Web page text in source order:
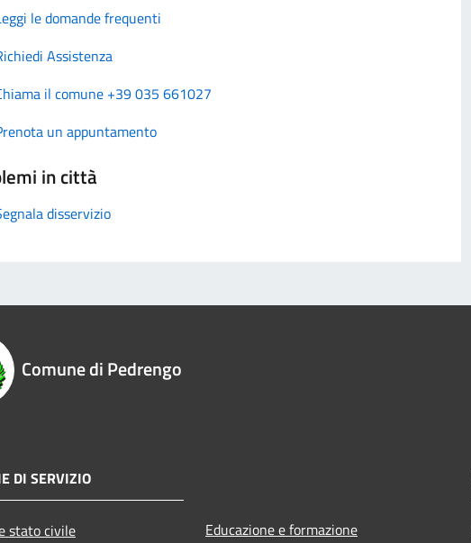
le domande frequenti
Assistenza
il comune +39 035 661027
un appuntamento
in città
disservizio
Comune di Pedrengo
DI SERVIZIO
stato civile
Educazione e formazione